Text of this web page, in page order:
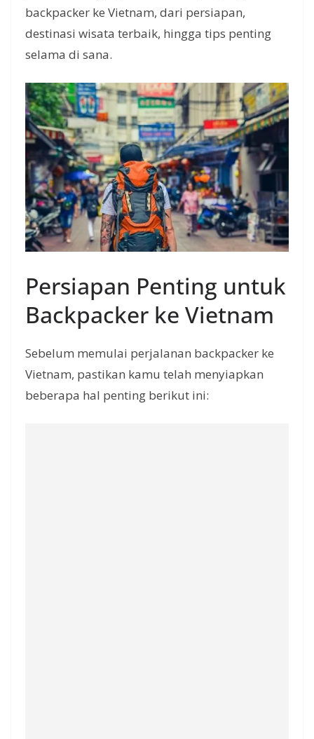
backpacker ke Vietnam, dari persiapan,
destinasi wisata terbaik, hingga tips penting
selama di sana.
Persiapan Penting untuk
Backpacker ke Vietnam
Sebelum memulai perjalanan backpacker ke
Vietnam, pastikan kamu telah menyiapkan
beberapa hal penting berikut ini: